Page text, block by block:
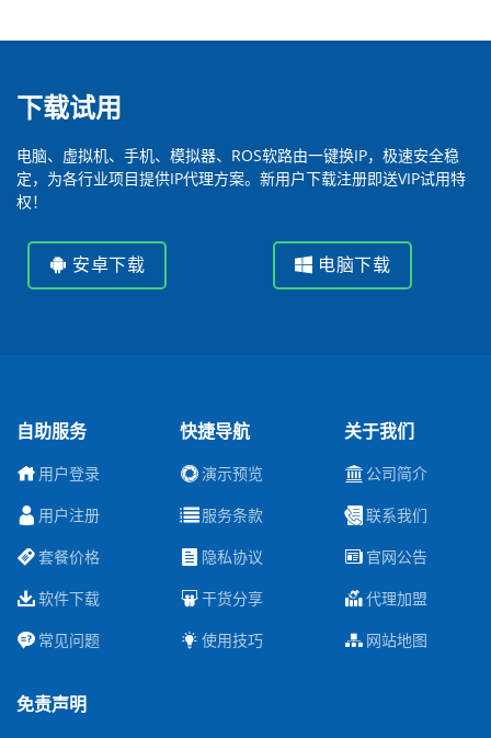
下载试用
电脑、虚拟机、手机、模拟器、ROS软路由一键换IP，极速安全稳
定，为各行业项目提供IP代理方案。新用户下载注册即送VIP试用特
权！
安卓下载 电脑下载
自助服务
用户登录
用户注册
套餐价格
软件下载
常见问题
快捷导航
演示预览
服务条款
隐私协议
干货分享
使用技巧
关于我们
公司简介
联系我们
官网公告
代理加盟
网站地图
免责声明